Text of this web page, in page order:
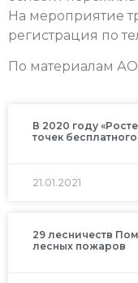
На мероприятие
регистрация по
По материалам
В 2020 году
точек
21.01.2021
29 лесничеств
лесных пожаров